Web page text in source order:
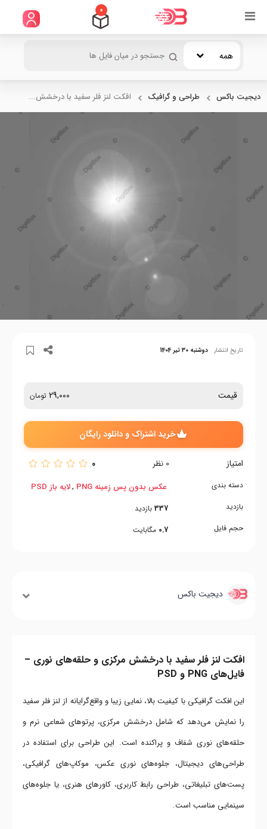
0
همه
دیجیت باکس طراحی و گرافیک افکت لنز فلر سفید با درخشش...
تاریخ انتشار دوشنبه 30 تیر 1404
قیمت 29,000 تومان
خرید اشتراک و دانلود رایگان
امتیاز 0 نظر 0
دسته بندی
بازدید
حجم فایل
عکس بدون پس زمینه PNG ,لایه باز PSD
337 بازدید
0.7 مگابایت
دیجیت باکس
افکت لنز فلر سفید با درخشش مرکزی و حلقه‌های نوری –
فایل‌های PNG و PSD
این افکت گرافیکی با کیفیت بالا، نمایی زیبا و واقع‌گرایانه از لنز فلر سفید
را نمایش می‌دهد که شامل درخشش مرکزی، پرتوهای شعاعی نرم و
حلقه‌های نوری شفاف و پراکنده است. این طراحی برای استفاده در
طراحی‌های دیجیتال، جلوه‌های نوری عکس، موکاپ‌های گرافیکی،
پست‌های تبلیغاتی، طراحی رابط کاربری، کاورهای هنری، یا جلوه‌های
سینمایی مناسب است.